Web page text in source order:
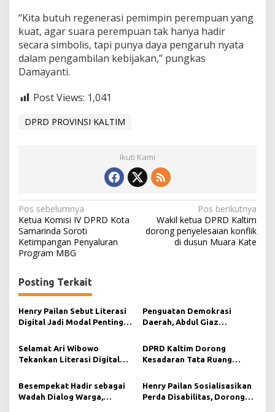
“Kita butuh regenerasi pemimpin perempuan yang
kuat, agar suara perempuan tak hanya hadir
secara simbolis, tapi punya daya pengaruh nyata
dalam pengambilan kebijakan,” pungkas
Damayanti.
Post Views: 1,041
DPRD PROVINSI KALTIM
Ikuti Kami
N
a
v
g
a
s
p
o
s
Pos sebelumnya
Ketua Komisi IV DPRD Kota
Samarinda Soroti
Ketimpangan Penyaluran
Program MBG
Pos berikutnya
Wakil ketua DPRD Kaltim
dorong penyelesaian konflik
di dusun Muara Kate
Posting Terkait
Henry Pailan Sebut Literasi
Digital Jadi Modal Penting
Lebih Terbuka
Penguatan Demokrasi
Daerah, Abdul Giaz
Teknologi Informasi
Selamat Ari Wibowo
Tekankan Literasi Digital
Modern di Pedalaman Kukar
DPRD Kaltim Dorong
Kesadaran Tata Ruang
Kaman
Besempekat Hadir sebagai
Wadah Dialog Warga,
Henry Pailan Sosialisasikan
Perda Disabilitas, Dorong